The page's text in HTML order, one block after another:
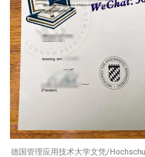
德国管理应用技术大学文凭/